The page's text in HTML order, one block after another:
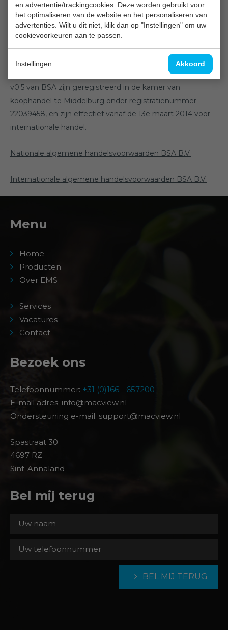
en advertentie/trackingcookies. Deze worden gebruikt voor
het optimaliseren van de website en het personaliseren van
advertenties. Wilt u dit niet, klik dan op "Instellingen" om uw
cookievoorkeuren aan te passen.
Instellingen Akkoord
zijn geregistreerd in de kamer van koophandel te
Middelburg onder registratienummer 22039458, en zijn
effectief vanaf de 8e november 2013 voor nationale
(Nederlandse) handel.
De geregistreerde algemene handelsvoorwaarden (IGTC)
v0.5 van BSA zijn geregistreerd in de kamer van
koophandel te Middelburg onder registratienummer
22039458, en zijn effectief vanaf de 13e maart 2014 voor
internationale handel.
Nationale algemene handelsvoorwaarden BSA B.V.
Internationale algemene handelsvoorwaarden BSA B.V.
Menu
Home
Producten
Over EMS
Services
Vacatures
Contact
Bezoek ons
Telefoonnummer: +31 (0)166 - 657200
E-mail adres: info@macview.nl
Ondersteuning e-mail: support@macview.nl
Spastraat 30
4697 RZ
Sint-Annaland
Bel mij terug
BEL MIJ TERUG